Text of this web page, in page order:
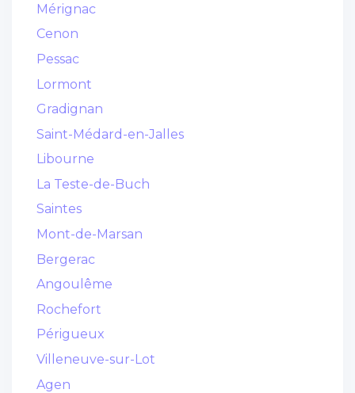
Mérignac
Cenon
Pessac
Lormont
Gradignan
Saint-Médard-en-Jalles
Libourne
La Teste-de-Buch
Saintes
Mont-de-Marsan
Bergerac
Angoulême
Rochefort
Périgueux
Villeneuve-sur-Lot
Agen